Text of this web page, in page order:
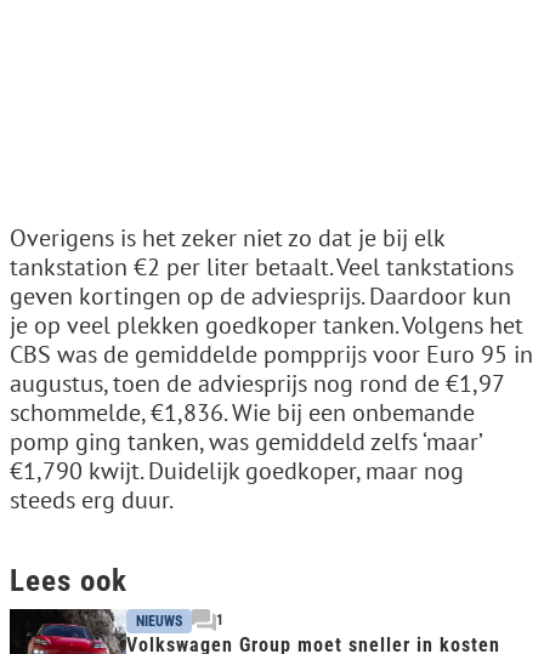
Overigens is het zeker niet zo dat je bij elk
tankstation €2 per liter betaalt. Veel tankstations
geven kortingen op de adviesprijs. Daardoor kun
je op veel plekken goedkoper tanken. Volgens het
CBS was de gemiddelde pompprijs voor Euro 95 in
augustus, toen de adviesprijs nog rond de €1,97
schommelde, €1,836. Wie bij een onbemande
pomp ging tanken, was gemiddeld zelfs ‘maar’
€1,790 kwijt. Duidelijk goedkoper, maar nog
steeds erg duur.
Lees ook
NIEUWS 1
Volkswagen Group moet sneller in kosten